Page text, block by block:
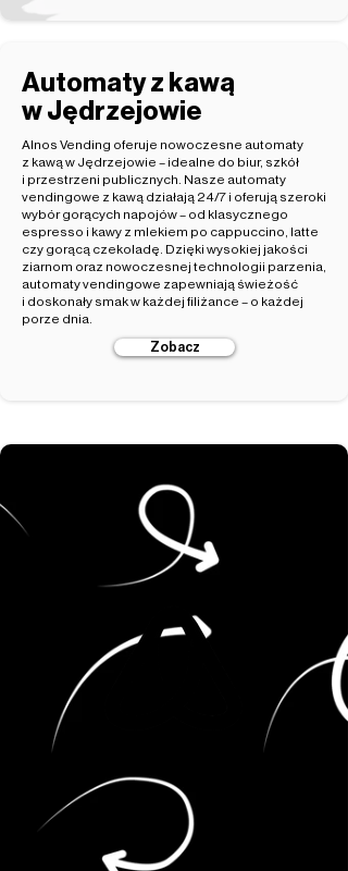
Automaty z kawą
w Jędrzejowie
Alnos Vending oferuje nowoczesne automaty
z kawą w Jędrzejowie – idealne do biur, szkół
i przestrzeni publicznych. Nasze automaty
vendingowe z kawą działają 24/7 i oferują szeroki
wybór gorących napojów – od klasycznego
espresso i kawy z mlekiem po cappuccino, latte
czy gorącą czekoladę. Dzięki wysokiej jakości
ziarnom oraz nowoczesnej technologii parzenia,
automaty vendingowe zapewniają świeżość
i doskonały smak w każdej filiżance – o każdej
porze dnia.
Zobacz